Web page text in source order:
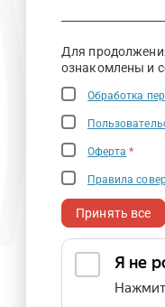
Для
ознакомлены и
Обработка
Оферта *
Правила
Принять все